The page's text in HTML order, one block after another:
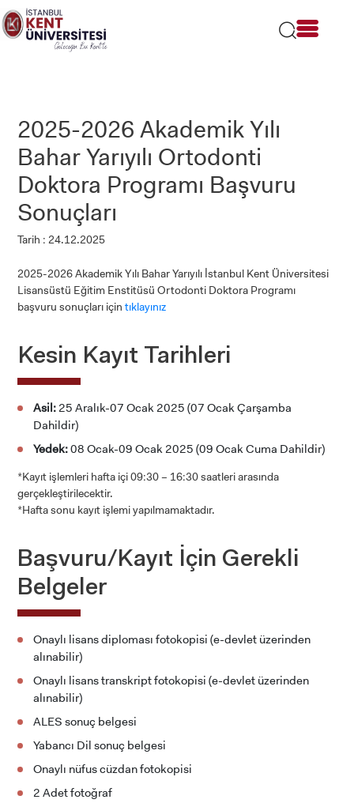
Lütfen
dikkat:
Bu
sistemi
içerir.
ADAY ÖĞRENCİ
2025-2026 Akademik Yılı
Bahar Yarıyılı Ortodonti
Doktora Programı Başvuru
Sonuçları
Tarih : 24.12.2025
2025-2026 Akademik Yılı Bahar Yarıyılı İstanbul Kent Üniversitesi
Lisansüstü Eğitim Enstitüsü Ortodonti Doktora Programı
başvuru sonuçları içintıklayınız
Kesin Kayıt Tarihleri
Asil: 25 Aralık-07 Ocak 2025 (07 Ocak Çarşamba
Dahildir)
Yedek:08 Ocak-09 Ocak 2025 (09 Ocak Cuma Dahildir)
*Kayıt işlemleri hafta içi 09:30 – 16:30 saatleri arasında
gerçekleştirilecektir.
*Hafta sonu kayıt işlemi yapılmamaktadır.
Başvuru/Kayıt İçin Gerekli
Belgeler
Onaylı lisans diploması fotokopisi (e-devlet üzerinden
alınabilir)
Onaylı lisans transkript fotokopisi (e-devlet üzerinden
alınabilir)
ALES sonuç belgesi
Yabancı Dil sonuç belgesi
Onaylı nüfus cüzdan fotokopisi
2 Adet fotoğraf